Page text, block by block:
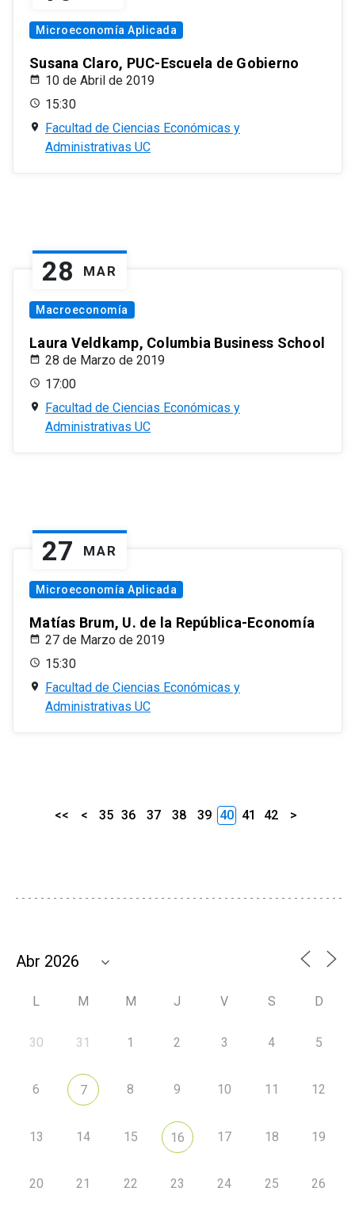
Microeconomía Aplicada
Susana Claro, PUC-Escuela de Gobierno
10 de Abril de 2019
15:30
Facultad de Ciencias Económicas y
Administrativas UC
28 MAR
Macroeconomía
Laura Veldkamp, Columbia Business School
28 de Marzo de 2019
17:00
Facultad de Ciencias Económicas y
Administrativas UC
27 MAR
Microeconomía Aplicada
Matías Brum, U. de la República-Economía
27 de Marzo de 2019
15:30
Facultad de Ciencias Económicas y
Administrativas UC
<< < 35 36 37 38 39 40 41 42 >
L M M J V S D
30 31 1 2 3 4 5
6 7 8 9 10 11 12
13 14 15 16 17 18 19
20 21 22 23 24 25 26